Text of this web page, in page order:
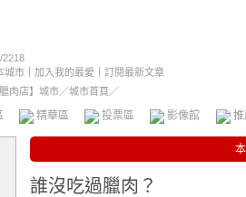
2218
城市 加入我的最愛
訂閱最新文章
臘肉店】城市／城市首頁／
精華區 投票區 影像館
誰沒吃過臘肉？